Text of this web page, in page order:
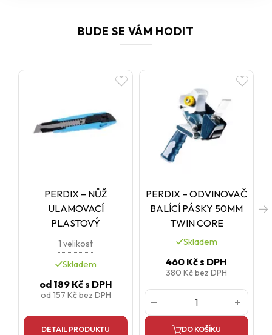
BUDE SE VÁM HODIT
PERDIX – NŮŽ
ULAMOVACÍ
PLASTOVÝ
1 velikost
Skladem
od189 Kčs DPH
od 157 Kčbez DPH
DETAIL PRODUKTU
PERDIX – ODVINOVAČ
BALÍCÍ PÁSKY 50MM
TWIN CORE
Skladem
460 Kčs DPH
380 Kčbez DPH
DO KOŠÍKU